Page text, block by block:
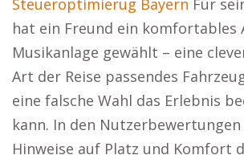
Steueroptimierug Bayern Für
hat ein Freund ein
Musikanlage gewählt – eine
Art der Reise passendes
eine falsche Wahl das Erlebnis
kann. In den
Hinweise auf Platz und Komfort